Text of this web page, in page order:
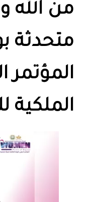
من الله
متحدثة
المؤتمر
الملكية